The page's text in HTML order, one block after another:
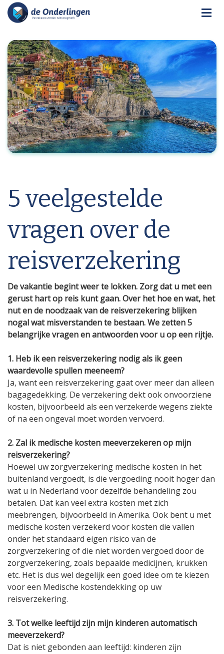
5 veelgestelde
vragen over de
reisverzekering
De vakantie begint weer te lokken. Zorg dat u met een
gerust hart op reis kunt gaan. Over het hoe en wat, het
nut en de noodzaak van de reisverzekering blijken
nogal wat misverstanden te bestaan. We zetten 5
belangrijke vragen en antwoorden voor u op een rijtje.
1. Heb ik een reisverzekering nodig als ik geen
waardevolle spullen meeneem?
Ja, want een reisverzekering gaat over meer dan alleen
bagagedekking. De verzekering dekt ook onvoorziene
kosten, bijvoorbeeld als een verzekerde wegens ziekte
of na een ongeval moet worden vervoerd.
2. Zal ik medische kosten meeverzekeren op mijn
reisverzekering?
Hoewel uw zorgverzekering medische kosten in het
buitenland vergoedt, is die vergoeding nooit hoger dan
wat u in Nederland voor dezelfde behandeling zou
betalen. Dat kan veel extra kosten met zich
meebrengen, bijvoorbeeld in Amerika. Ook bent u met
medische kosten verzekerd voor kosten die vallen
onder het standaard eigen risico van de
zorgverzekering of die niet worden vergoed door de
zorgverzekering, zoals bepaalde medicijnen, krukken
etc. Het is dus wel degelijk een goed idee om te kiezen
voor een Medische kostendekking op uw
reisverzekering.
3. Tot welke leeftijd zijn mijn kinderen automatisch
meeverzekerd?
Dat is niet gebonden aan leeftijd: kinderen zijn